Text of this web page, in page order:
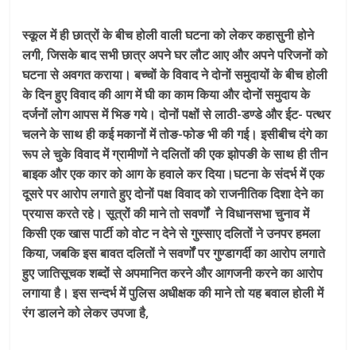
स्कूल में ही छात्रों के बीच होली वाली घटना को लेकर कहासुनी होने
लगी, जिसके बाद सभी छात्र अपने घर लौट आए और अपने परिजनों को
घटना से अवगत कराया। बच्चों के विवाद ने दोनों समुदायों के बीच होली
के दिन हुए विवाद की आग में घी का काम किया और दोनों समुदाय के
दर्जनों लोग आपस में भिङ गये। दोनों पक्षों से लाठी-डण्डे और ईट- पत्थर
चलने के साथ ही कई मकानों में तोङ-फोङ भी की गई। इसीबीच दंगे का
रूप ले चुके विवाद में ग्रामीणों ने दलितों की एक झोपङी के साथ ही तीन
बाइक और एक कार को आग के हवाले कर दिया।घटना के संदर्भ में एक
दूसरे पर आरोप लगाते हुए दोनों पक्ष विवाद को राजनीतिक दिशा देने का
प्रयास करते रहे। सूत्रों की माने तो सवर्णों ने विधानसभा चुनाव में
किसी एक खास पार्टी को वोट न देने से गुस्साए दलितों ने उनपर हमला
किया, जबकि इस बावत दलितों ने सवर्णों पर गुण्डागर्दी का आरोप लगाते
हुए जातिसूचक शब्दों से अपमानित करने और आगजनी करने का आरोप
लगाया है। इस सन्दर्भ में पुलिस अधीक्षक की माने तो यह बवाल होली में
रंग डालने को लेकर उपजा है,